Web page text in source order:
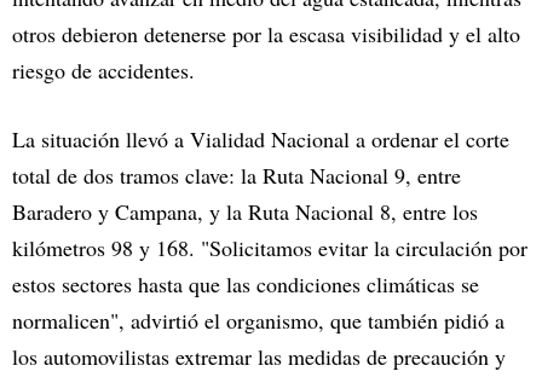
otros debieron detenerse por la escasa visibilidad y el alto
riesgo de accidentes.
La situación llevó a Vialidad Nacional a ordenar el corte
total de dos tramos clave: la Ruta Nacional 9, entre
Baradero y Campana, y la Ruta Nacional 8, entre los
kilómetros 98 y 168. "Solicitamos evitar la circulación por
estos sectores hasta que las condiciones climáticas se
normalicen", advirtió el organismo, que también pidió a
los automovilistas extremar las medidas de precaución y